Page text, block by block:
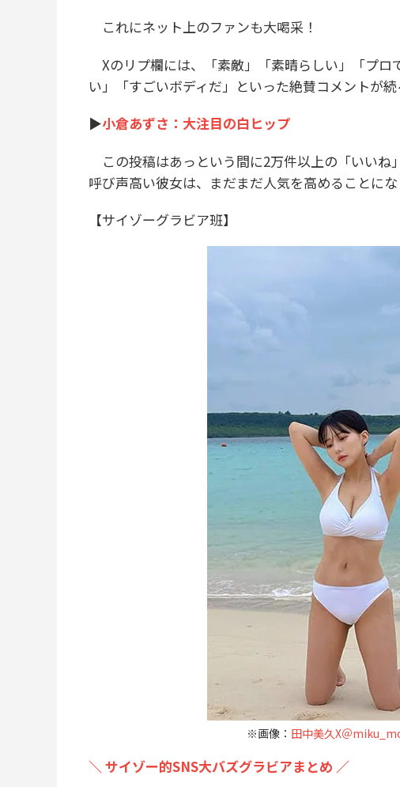
これにネット上のファンも大喝采！
Xのリプ欄には、「素敵」「素晴らしい」「プロ
い」「すごいボディだ」といった絶賛コメントが
▶小倉あずさ：大注目の白ヒップ
この投稿はあっという間に2万件以上の「いいね
呼び声高い彼女は、まだまだ人気を高めることにな
【サイゾーグラビア班】
※画像： 田中美久X＠
＼ サイゾー的SNS大バズグラビアまとめ ／